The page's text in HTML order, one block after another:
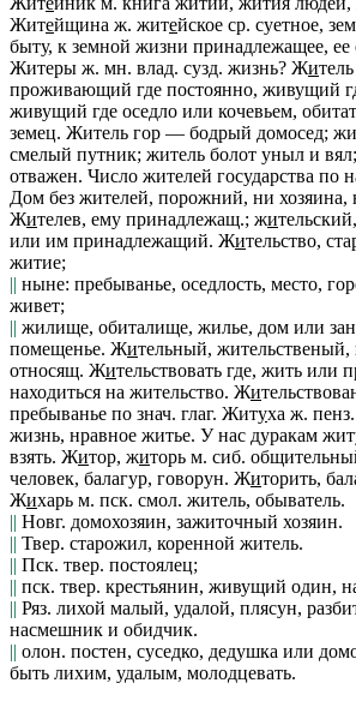
Житейщина ж. житейское ср. суетное,
быту, к земной жизни принадлежащее, ее
Житеры ж. мн. влад. сузд. жизнь? Житель
проживающий где постоянно, живущий
живущий где оседло или кочевьем,
земец. Житель гор — бодрый домосед;
смелый путник; житель болот уныл и
отважен. Число жителей государства по
Дом без жителей, порожний, ни хозяина,
Жителев, ему принадлежащ.; жительский
или им принадлежащий. Жительство,
житие;
|| ныне: пребыванье, оседлость, место,
живет;
|| жилище, обиталище, жилье, дом или
помещенье. Жительный, жительственый,
относящ. Жительствовать где, жить или
находиться на жительство. Жи
пребыванье по знач. глаг. Житуха ж.
жизнь, нравное житье. У нас дуракам
взять. Житор, житорь м. сиб.
человек, балагур, говорун. Житорить,
Жихарь м. пск. смол. житель, обыватель.
|| Новг. домохозяин, зажиточный хозяин.
|| Твер. старожил, коренной житель.
|| Пск. твер. постоялец;
|| пск. твер. крестьянин, живущий один,
|| Ряз. лихой малый, удалой, плясун,
насмешник и обидчик.
|| олон. постен, суседко, дедушка или
быть лихим, удалым, молодцевать.